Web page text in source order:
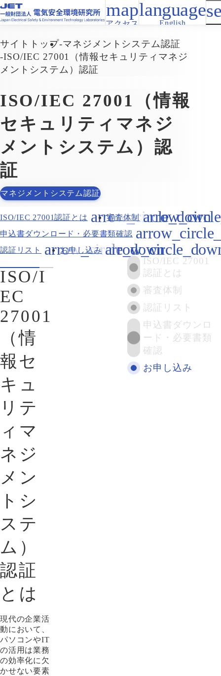
アクセス English
サイトトップ マネジメントシステム認証
ISO/IEC 27001（情報セキュリティマネジ
メントシステム）認証
ISO/IEC 27001（情報
セキュリティマネジ
メントシステム）認
証
マネジメントシステム認証
ISO/IEC 27001認証とは
審査体制
申込書ダウンロード・必要書類確認
認証リスト
お申し込み
ISO/I
EC
27001
（情
報セ
キュ
リテ
ィマ
ネジ
メン
トシ
ステ
ム）
認証
とは
現代の企業活
動において、
パソコンやIT
の活用は業務
の効率化に欠
かせない要素
ISO/IEC 27001
認証とは
審査体制
認証リスト
申込書ダウンロ
ード・必要書類
確認
お申し込み